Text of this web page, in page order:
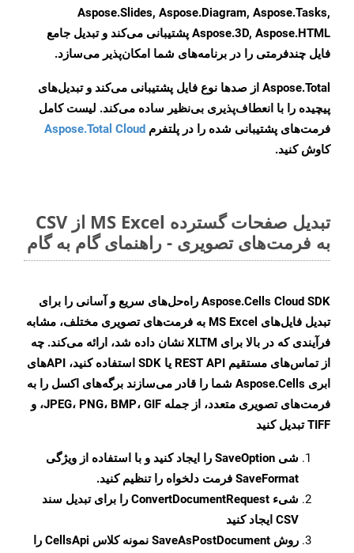
Aspose.Slides, Aspose.Diagram, Aspose.Tasks,
Aspose.3D, Aspose.HTML پشتیبانی می‌کند و تبدیل جامع
فایل چندفرمتی را در برنامه‌های شما امکان‌پذیر می‌سازد.
Aspose.Total از صدها نوع فایل پشتیبانی می‌کند و تبدیل‌های
پیچیده را با انعطاف‌پذیری بی‌نظیر ساده می‌کند. لیست کامل
فرمت‌های پشتیبانی شده را در پلتفرم Aspose.Total Cloud
کاوش کنید.
تبدیل صفحات گسترده MS Excel از CSV
به فرمت‌های تصویری - راهنمای گام به گام
Aspose.Cells Cloud SDK راه‌حل‌های سریع و آسانی را برای
تبدیل فایل‌های MS Excel به فرمت‌های تصویری مختلف، مشابه
فرآیندی که در بالا برای XLTM نشان داده شد، ارائه می‌کند. چه
از تماس‌های مستقیم REST API یا SDK استفاده کنید، APIهای
ابری Aspose.Cells شما را قادر می‌سازند برگه‌های اکسل را به
فرمت‌های تصویری متعدد، از جمله JPEG، PNG، BMP، GIF، و
TIFF تبدیل کنید
شی SaveOption را ایجاد کنید و با استفاده از ویژگی
SaveFormat فرمت دلخواه را تنظیم کنید.
شیء ConvertDocumentRequest را برای تبدیل سند
CSV ایجاد کنید
روش SaveAsPostDocument
نمونه کلاس CellsApi را